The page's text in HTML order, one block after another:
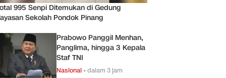
995 Senpi Ditemukan di Gedung
Sekolah Pondok Pinang
Prabowo Panggil Menhan,
Panglima, hingga 3 Kepala
Staf TNI
Nasional •dalam 3 jam